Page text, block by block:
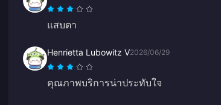
แสบตา
Henrietta Lubowitz V2026/06/29
คุณภาพบริการน่าประทับใจ